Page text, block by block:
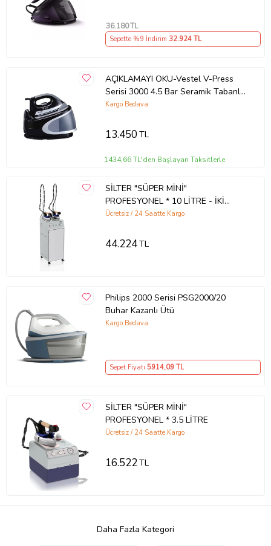
36.180TL
Sepette %9 İndirim 32.924TL
AÇIKLAMAYI OKU-Vestel V-Press
Serisi 3000 4.5 Bar Seramik Tabanlı
Buhar Kazanlı Ütü
Kargo Bedava
13.450TL
1434,66 TL'den Başlayan Taksitlerle
SİLTER "SÜPER MİNİ"
PROFESYONEL * 10 LİTRE - İKİ
ÜTÜLÜ - R SERİSİ
Ücretsiz / 24 Saatte Kargo
44.224TL
Philips 2000 Serisi PSG2000/20
Buhar Kazanlı Ütü
Kargo Bedava
Sepet Fiyatı 5914,09 TL
SİLTER "SÜPER MİNİ"
PROFESYONEL * 3.5 LİTRE
Ücretsiz / 24 Saatte Kargo
16.522TL
Daha Fazla Kategori